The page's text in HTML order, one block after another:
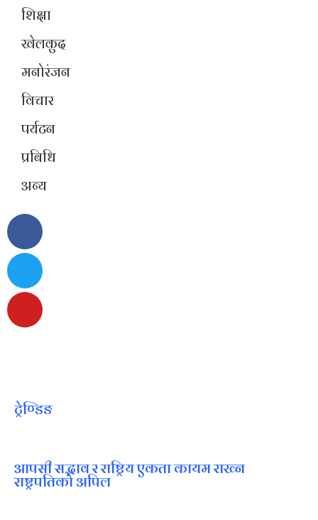
शिक्षा
खेलकुद
मनोरंजन
विचार
पर्यटन
प्रबिधि
अन्य
ट्रेण्डिङ
आपसी सद्भाव र राष्ट्रिय एकता कायम राख्न
राष्ट्रपतिको अपिल